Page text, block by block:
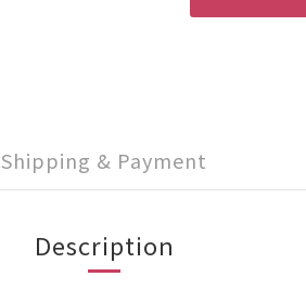
Shipping & Payment
Description